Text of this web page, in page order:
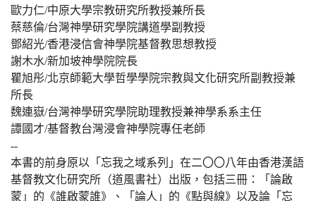
歐力仁/中原大學宗教研究所教授兼所長
蔡慈倫/台灣神學研究學院講道學副教授
鄧紹光/香港浸信會神學院基督教思想教授
謝木水/新加坡神學院院長
瞿旭彤/北京師範大學哲學學院宗教與文化研究所副教授兼
所長
魏連嶽/台灣神學研究學院助理教授兼神學系系主任
譚國才/基督教台灣浸會神學院專任老師
--
本書的前身原以「忘我之域系列」在二〇〇八年由香港漢語
基督教文化研究所（道風書社）出版，包括三冊：「論啟
蒙」的《誰啟蒙誰》、「論人」的《點與線》以及論「忘